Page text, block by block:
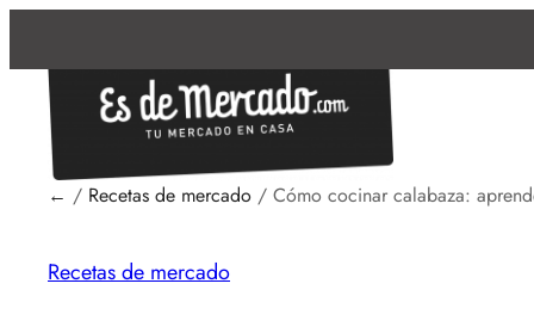
← / Recetas de mercado / Cómo cocinar calabaza:
Recetas de mercado